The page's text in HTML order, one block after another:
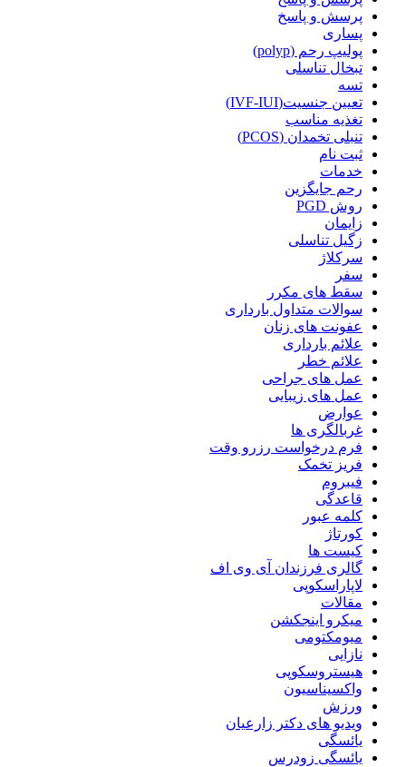
پرسش و پاسخ
پساری
پولیپ رحم (polyp)
تبخال تناسلی
تسه
تعیین جنسیت(IVF-IUI)
تغذیه مناسب
تنبلی تخمدان (PCOS)
ثبت نام
خدمات
رحم جایگزین
روش PGD
زایمان
زگیل تناسلی
سرکلاژ
سفر
سقط های مکرر
سوالات متداول بارداری
عفونت های زنان
علائم بارداری
علائم خطر
عمل های جراحی
عمل های زیبایی
عوارض
غربالگری ها
فرم درخواست رزرو وقت
فریز تخمک
فیبروم
قاعدگی
کلمه عبور
کورتاژ
کیست ها
گالری فرزندان آی وی اف
لاپاراسکوپی
مقالات
میکرو اینجکشن
میومکتومی
نازایی
هیستروسکوپی
واکسیناسیون
ورزش
ویدیو های دکتر زارعیان
یائسگی
یائسگی زودرس